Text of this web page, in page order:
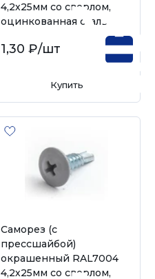
4,2х25мм со сверлом,
оцинкованная сталь
1,30 ₽/шт
Купить
Саморез (с
прессшайбой)
окрашенный RAL7004
4,2х25мм со сверлом,